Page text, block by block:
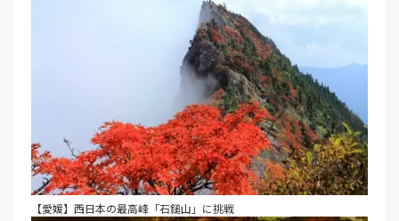
【愛媛】西日本の最高峰「石鎚山」に挑戦